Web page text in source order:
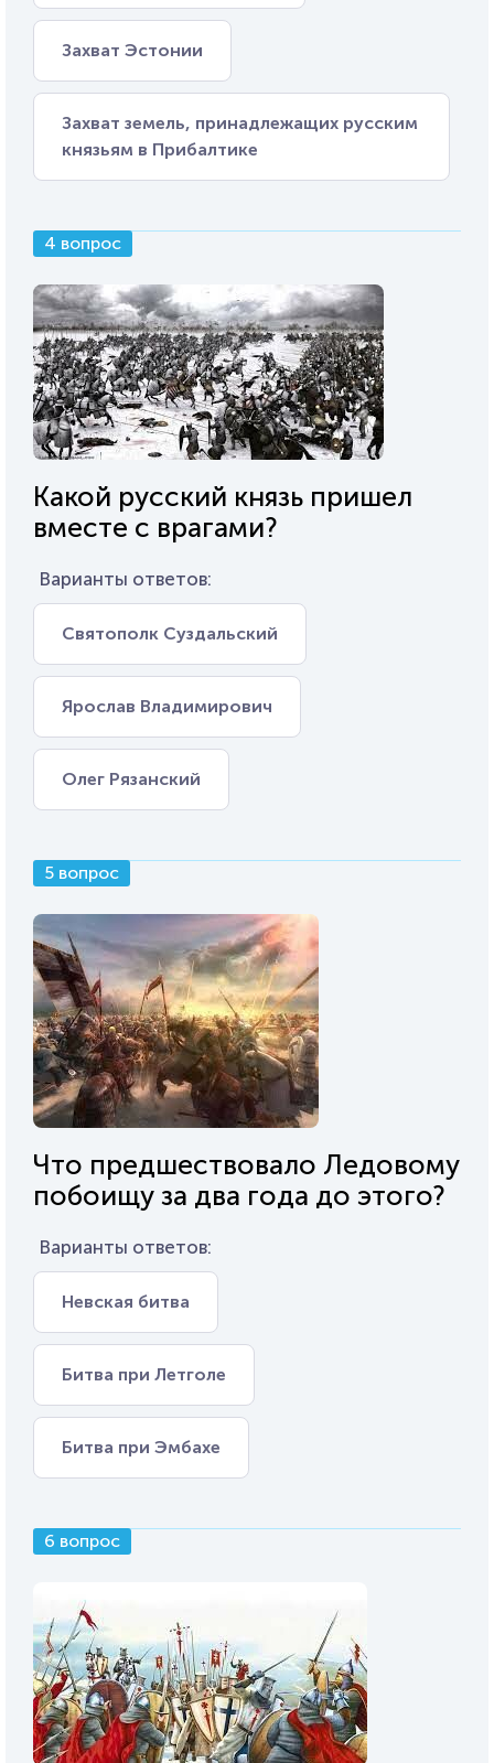
Захват Эстонии
Захват земель, принадлежащих русским
князьям в Прибалтике
4 вопрос
Какой русский князь пришел
вместе с врагами?
Варианты ответов:
Святополк Суздальский
Ярослав Владимирович
Олег Рязанский
5 вопрос
Что предшествовало Ледовому
побоищу за два года до этого?
Варианты ответов:
Невская битва
Битва при Летголе
Битва при Эмбахе
6 вопрос